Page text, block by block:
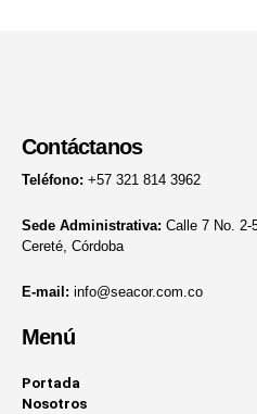
Contáctanos
Teléfono: +57 321 814 3962
Sede Administrativa: Calle 7 No. 2-
Cereté, Córdoba
E-mail: info@seacor.com.co
Menú
Portada
Nosotros